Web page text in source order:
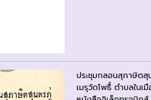
ประชุมกลอนสุภาษิ
เมรุวัดโพธื์ ตำบลใน